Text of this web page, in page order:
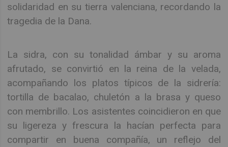
solidaridad en su tierra valenciana, recordando la
tragedia de la Dana.
La sidra, con su tonalidad ámbar y su aroma
afrutado, se convirtió en la reina de la velada,
acompañando los platos típicos de la sidrería:
tortilla de bacalao, chuletón a la brasa y queso
con membrillo. Los asistentes coincidieron en que
su ligereza y frescura la hacían perfecta para
compartir en buena compañía, un reflejo del